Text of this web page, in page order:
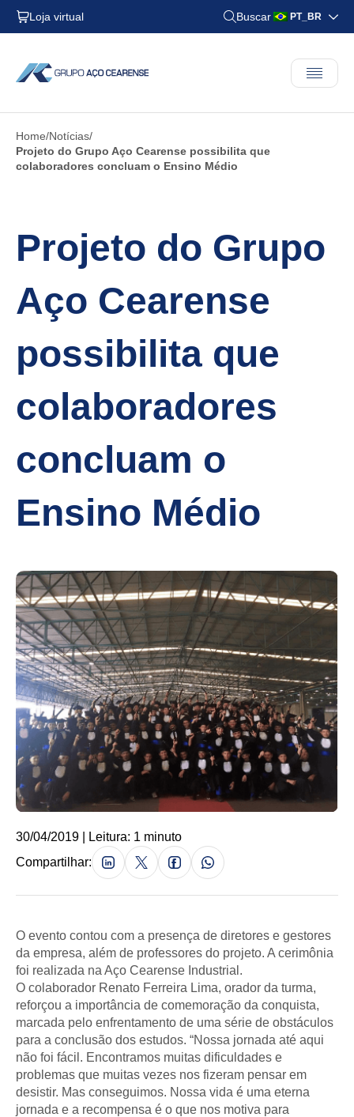
Loja virtual Buscar PT_BR
Home Notícias
Projeto do Grupo Aço Cearense possibilita que
colaboradores concluam o Ensino Médio
Projeto do Grupo
Aço Cearense
possibilita que
colaboradores
concluam o
Ensino Médio
30/04/2019 | Leitura: 1 minuto
Compartilhar:
O evento contou com a presença de diretores e gestores
da empresa, além de professores do projeto. A cerimônia
foi realizada na Aço Cearense Industrial.
O colaborador Renato Ferreira Lima, orador da turma,
reforçou a importância de comemoração da conquista,
marcada pelo enfrentamento de uma série de obstáculos
para a conclusão dos estudos. “Nossa jornada até aqui
não foi fácil. Encontramos muitas dificuldades e
problemas que muitas vezes nos fizeram pensar em
desistir. Mas conseguimos. Nossa vida é uma eterna
jornada e a recompensa é o que nos motiva para